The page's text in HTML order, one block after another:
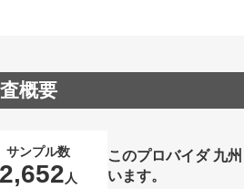
概要
サンプル数
2,652 人
このプロバイダ 九
います。